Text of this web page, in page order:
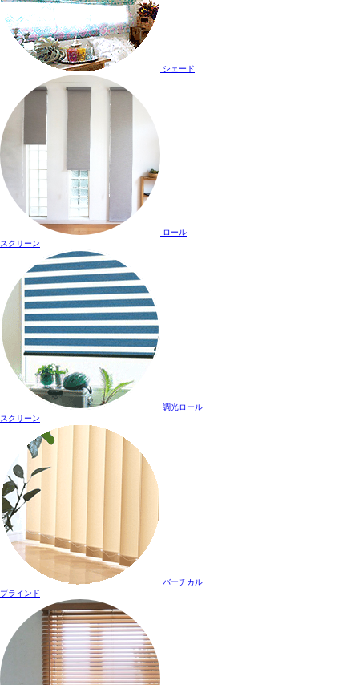
シェード
ロール
スクリーン
調光ロール
スクリーン
バーチカル
ブラインド